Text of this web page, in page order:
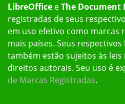
LibreOffice eThe Document
registradas de seus
em uso efetivo como marcas
mais países. Seus
também estão sujeitos às
direitos autorais. Seu uso é
de Marcas Registradas.